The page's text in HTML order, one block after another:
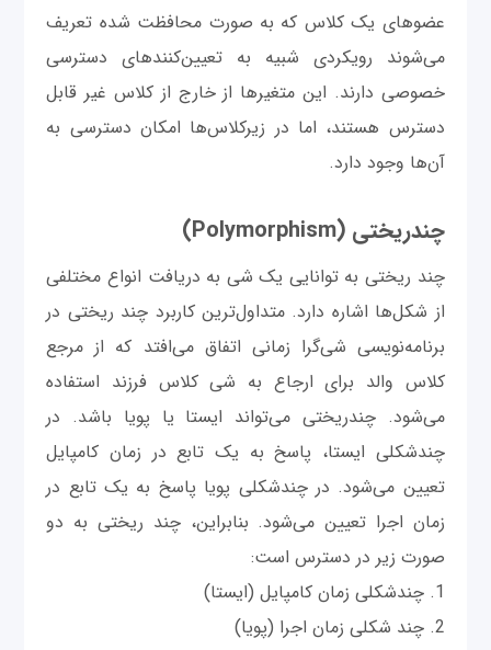
عضوهای یک کلاس که به صورت محافظت شده تعریف
می‌شوند رویکردی شبیه به تعیین‌کنندهای دسترسی
خصوصی دارند. این متغیرها از خارج از کلاس غیر قابل
دسترس هستند، اما در زیرکلاس‌ها امکان دسترسی به
آن‌ها وجود دارد.
چندریختی (Polymorphism)
چند ریختی به توانایی یک شی به دریافت انواع مختلفی
از شکل‌ها اشاره دارد. متداول‌ترین کاربرد چند ریختی در
برنامه‌نویسی شی‌گرا زمانی اتفاق می‌افتد که از مرجع
کلاس والد برای ارجاع به شی کلاس فرزند استفاده
می‌شود. چندریختی می‌تواند ایستا یا پویا باشد. در
چندشکلی ایستا، پاسخ به یک تابع در زمان کامپایل
تعیین می‌شود. در چندشکلی پویا پاسخ به یک تابع در
زمان اجرا تعیین می‌شود. بنابراین، چند ریختی به دو
صورت زیر در دسترس است:
1. چندشکلی زمان کامپایل (ایستا)
2. چند شکلی زمان اجرا (پویا)